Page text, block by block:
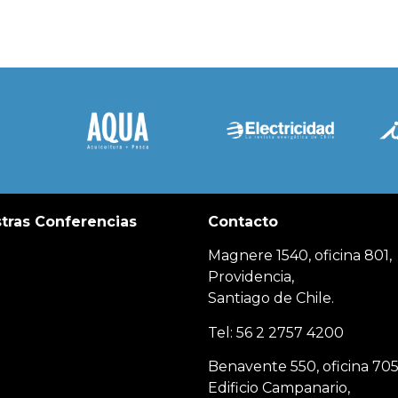
Conferencias Contacto
Magnere 1540, oficina 801,
Providencia,
Santiago de Chile.
Tel: 56 2 2757 4200
Benavente 550, oficina
Edificio Campanario,